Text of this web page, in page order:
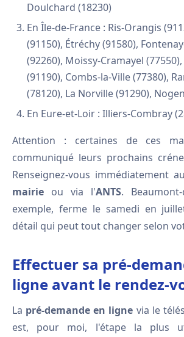
Doulchard (18230)
En Île-de-France : Ris-Orangis
(91150), Étréchy (91580),
(92260), Moissy-Cramayel
(91190), Combs-la-Ville (77380),
(78120), La Norville (91290),
En Eure-et-Loir : Illiers-Combray
Attention : certaines de ces
communiqué leurs prochains
Renseignez-vous immédiatement
mairie ou via l'ANTS.
exemple, ferme le samedi en
détail qui peut tout changer selon
Effectuer sa pré-
ligne avant le rendez-
La pré-demande en ligne via le
est, pour moi, l'étape la plus